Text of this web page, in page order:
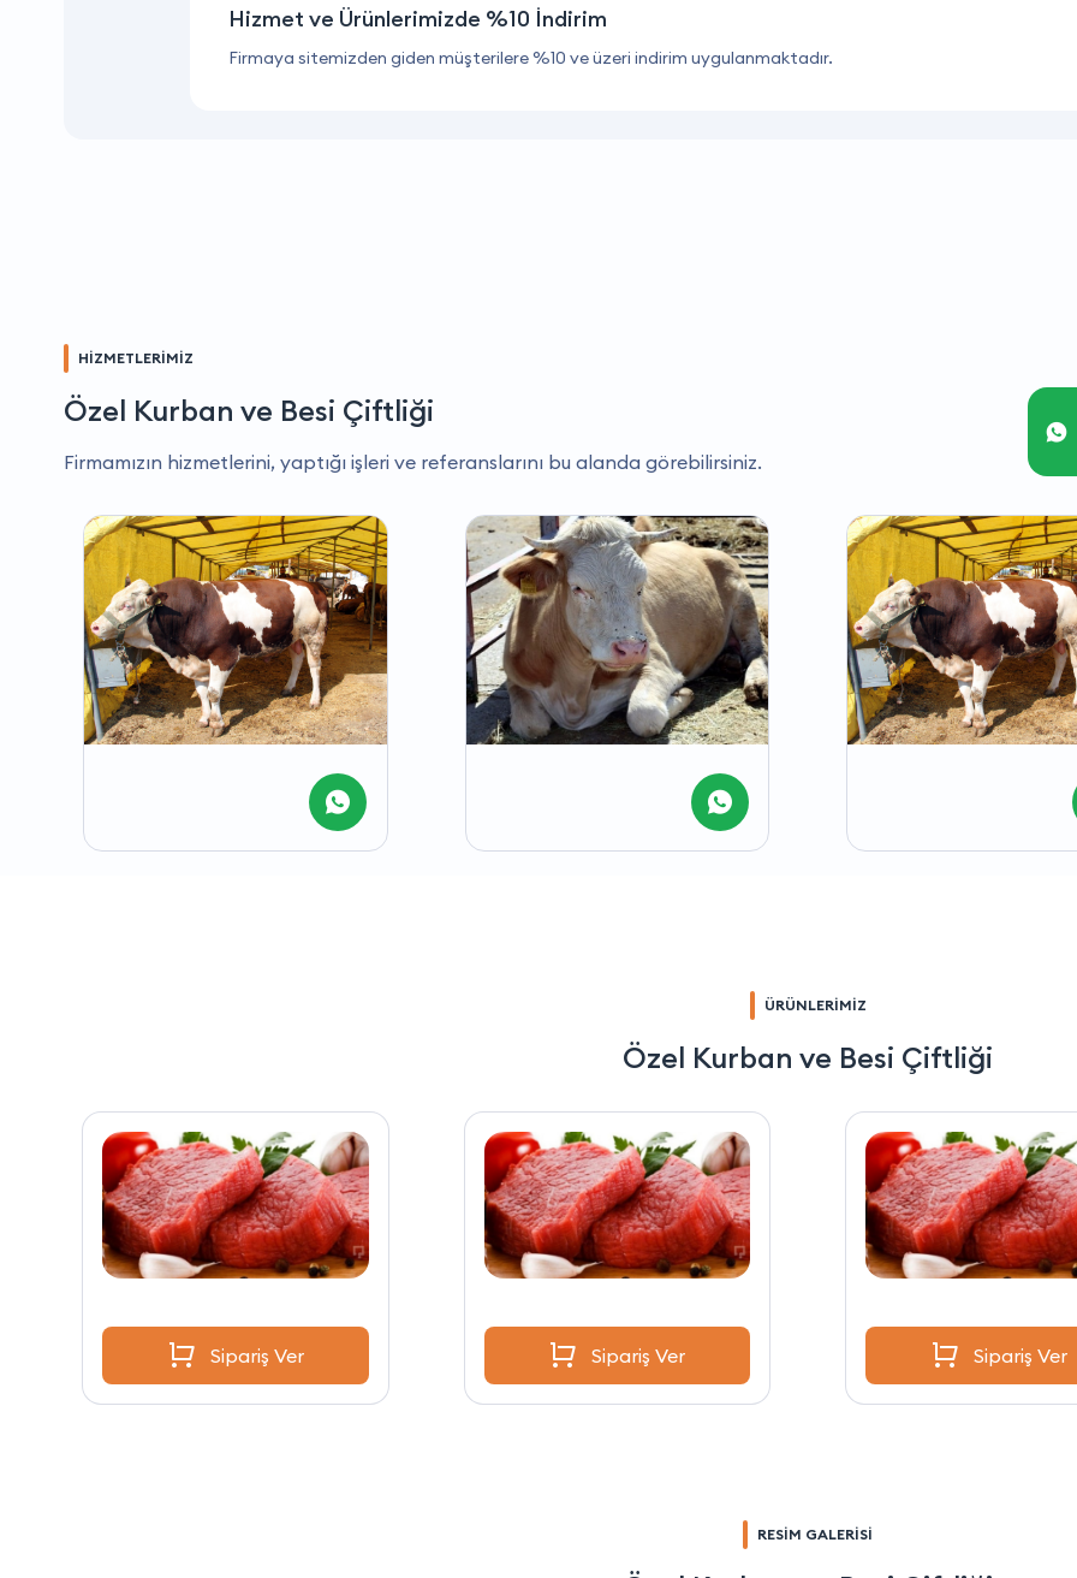
Hizmet ve Ürünlerimizde %10 İndirim
Firmaya sitemizden giden müşterilere %10 ve üzeri indirim uygulanmaktadır.
HİZMETLERİMİZ
Özel Kurban ve Besi Çiftliği
Firmamızın hizmetlerini, yaptığı işleri ve referanslarını bu alanda görebilirsiniz.
ÜRÜNLERİMİZ
Özel Kurban ve Besi Çiftliği
Sipariş Ver Sipariş Ver Sipariş Ver
RESİM GALERİSİ